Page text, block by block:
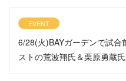
EVENT
6/28(火)BAYガーデンで試
ストの荒波翔氏＆栗原勇蔵氏